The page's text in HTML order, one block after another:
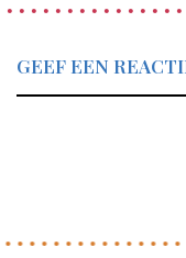
GEEF EEN